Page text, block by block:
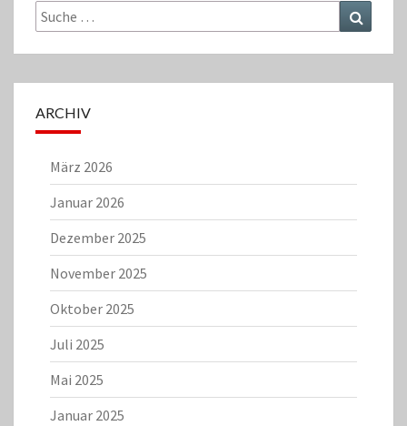
Suche
nach:
ARCHIV
März 2026
Januar 2026
Dezember 2025
November 2025
Oktober 2025
Juli 2025
Mai 2025
Januar 2025